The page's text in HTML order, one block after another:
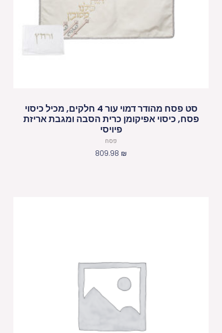
סט פסח מהודר דמוי עור 4 חלקים, מכיל כיסוי
פסח, כיסוי אפיקומן כרית הסבה ומגבת אריזת
פיויסי
פסח
809.98 ₪